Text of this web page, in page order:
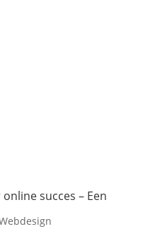
succes – Een